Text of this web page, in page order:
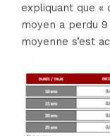
expliquant que «
moyen a perdu
moyenne s’est